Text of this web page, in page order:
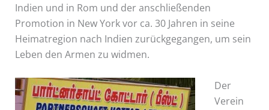
Indien und in Rom und der anschließenden
Promotion in New York vor ca. 30 Jahren in seine
Heimatregion nach Indien zurückgegangen, um sein
Leben den Armen zu widmen.
Der
Verein